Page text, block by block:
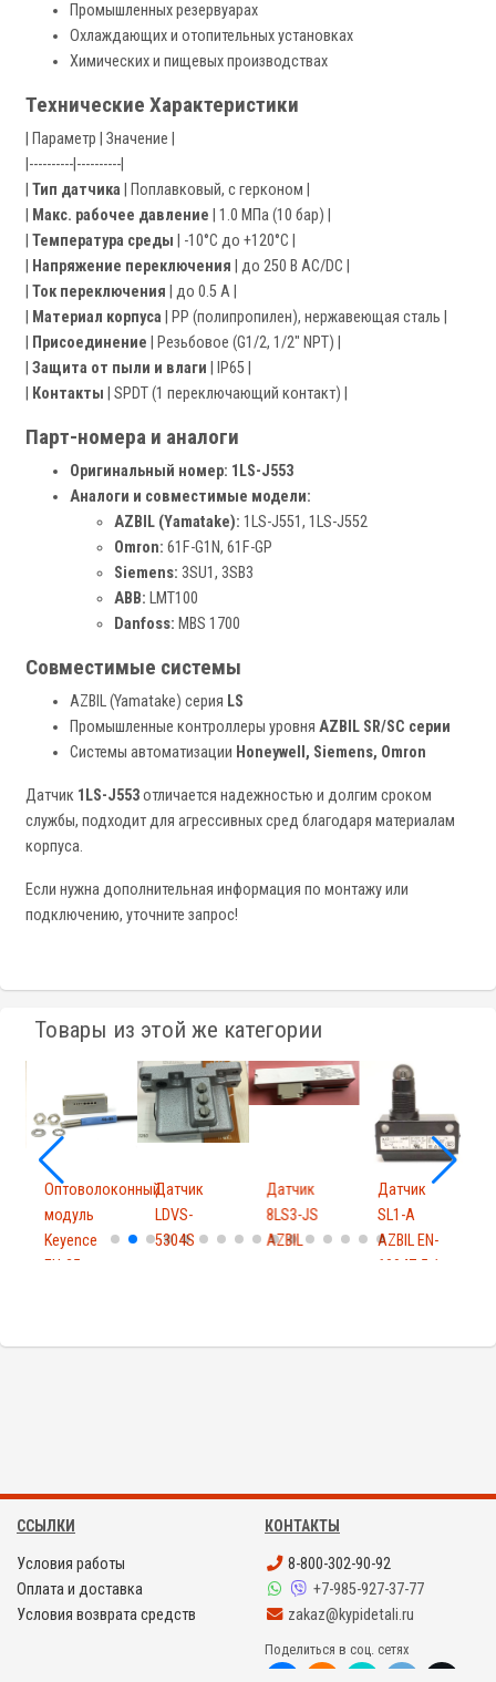
Промышленных резервуарах
Охлаждающих и отопительных установках
Химических и пищевых производствах
Технические Характеристики
| Параметр | Значение |
|----------|----------|
Тип датчика | Поплавковый, с герконом |
Макс. рабочее давление | 1.0 МПа (10 бар) |
Температура среды | -10°C до +120°C |
Напряжение переключения | до 250 В AC/DC |
Ток переключения | до 0.5 А |
Материал корпуса | PP (полипропилен), нержавеющая сталь |
Присоединение | Резьбовое (G1/2, 1/2" NPT) |
Защита от пыли и влаги | IP65 |
Контакты | SPDT (1 переключающий контакт) |
Парт-номера и аналоги
Оригинальный номер: 1LS-J553
Аналоги и совместимые модели:
AZBIL (Yamatake): 1LS-J551, 1LS-J552
Omron: 61F-G1N, 61F-GP
Siemens: 3SU1, 3SB3
ABB: LMT100
Danfoss: MBS 1700
Совместимые системы
AZBIL (Yamatake) серия LS
Промышленные контроллеры уровня AZBIL SR/SC серии
Системы автоматизации Honeywell, Siemens, Omron
Датчик 1LS-J553отличается надежностью и долгим сроком
службы, подходит для агрессивных сред благодаря материалам
корпуса.
Если нужна дополнительная информация по монтажу или
подключению, уточните запрос!
Товары из этой же категории
Оптоволоконный
модуль
Keyence
FU-25
Датчик
LDVS-
5304S
Датчик
8LS3-JS
AZBIL
Датчик
SL1-A
AZBIL EN-
60947-5-1
ССЫЛКИ
Условия работы
Оплата и доставка
Условия возврата средств
КОНТАКТЫ
8-800-302-90-92
+7-985-927-37-77
zakaz@kypidetali.ru
Поделиться в соц. сетях